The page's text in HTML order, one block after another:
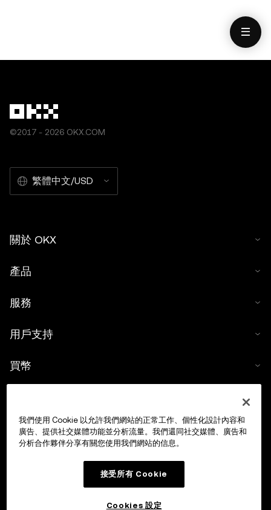
詢您的法律/稅務/投資專業人士。OKX Web3 錢包僅爲一種
自託管錢包軟件服務，讓您可以發現並與第三方平臺交互，
OKX Web3 錢包無法控制此類第三方平臺的服務，也不對
其承擔任何責任。並非所有產品均在所有地區提供。OKX
©2017 - 2026 OKX.COM
繁體中文/USD
關於 OKX
產品
服務
用戶支持
買幣
交易
我們使用 Cookie 以允許我們網站的正常工作、個性化設計內容和
廣告、提供社交媒體功能並分析流量。我們還同社交媒體、廣告和
分析合作夥伴分享有關您使用我們網站的信息。
接受所有 Cookie
Cookies 設定